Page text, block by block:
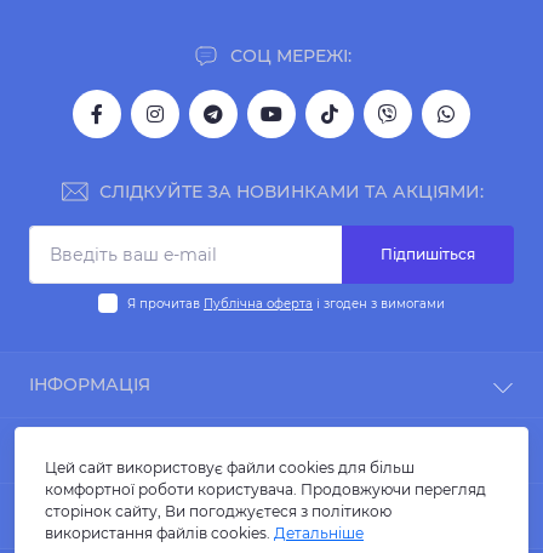
СОЦ МЕРЕЖІ:
СЛІДКУЙТЕ ЗА НОВИНКАМИ ТА АКЦІЯМИ:
Підпишіться
Я прочитав Публічна оферта і згоден з вимогами
ІНФОРМАЦІЯ
Блог
Політика конфіденційності
Публічна оферта
Контакти
benextshoping@gmail.com
ФОП Лесик Вікторія Олегівна
МЕСЕНДЖЕРИ
Цей сайт використовує файли cookies для більш
комфортної роботи користувача. Продовжуючи перегляд
сторінок сайту, Ви погоджуєтеся з політикою
використання файлів cookies. Детальніше